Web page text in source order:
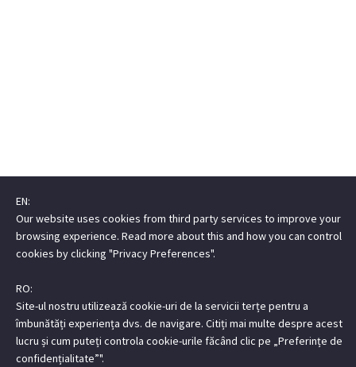
EN:
Our website uses cookies from third party services to improve your
browsing experience. Read more about this and how you can control
cookies by clicking "Privacy Preferences".
RO:
Site-ul nostru utilizează cookie-uri de la servicii terțe pentru a
îmbunătăți experiența dvs. de navigare. Citiți mai multe despre acest
lucru și cum puteți controla cookie-urile făcând clic pe „Preferințe de
confidențialitate”".